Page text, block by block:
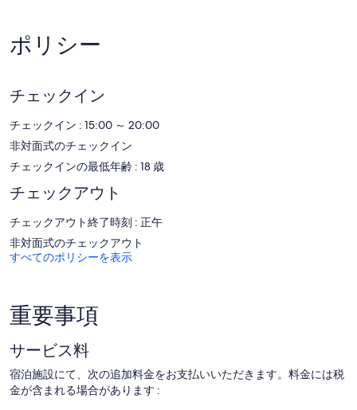
客室には独立した応接スペースがあります。この 4.5 つ星アパート
スタイルホテルには、大型冷蔵庫 / 冷凍庫、電子レンジ、独立した
す。
テラにあるこのアパートスタイルホテルでは、無料 WiFi をご利用
いただけます。40 インチ スマートテレビでは、ケーブルチャンネ
ルをご覧いただけます。ハウスキーピングは毎日行われます。
施設内には、屋外プール、子供用プールがあります。
ポリシー
チェックイン
チェックイン : 15:00 ～ 20:00
非対面式のチェックイン
チェックインの最低年齢 : 18 歳
チェックアウト
チェックアウト終了時刻 : 正午
非対面式のチェックアウト
すべてのポリシーを表示
重要事項
サービス料
宿泊施設にて、次の追加料金をお支払いいただきます。料金には税
金が含まれる場合があります :